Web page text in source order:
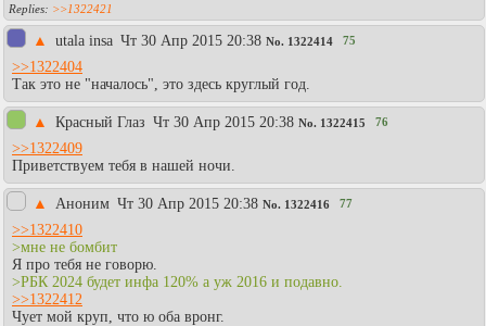
>>1322421
▲ utala insa Чт 30 Апр 2015 20:38 No. 1322414 75
>>1322404
Так это не "началось", это здесь круглый год.
▲ Красный Глаз Чт 30 Апр 2015 20:38 No. 1322415 76
>>1322409
Приветствуем тебя в нашей ночи.
▲ Аноним Чт 30 Апр 2015 20:38 No. 1322416 77
>>1322410
>мне не бомбит
Я про тебя не говорю.
>РБК 2024 будет инфа 120% а уж 2016 и подавно.
>>1322412
Чует мой круп, что ю оба вронг.